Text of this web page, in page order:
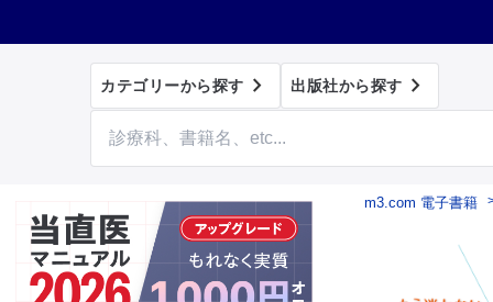
カテゴリーから探す  出版社から探す 
m3.com 電子書籍